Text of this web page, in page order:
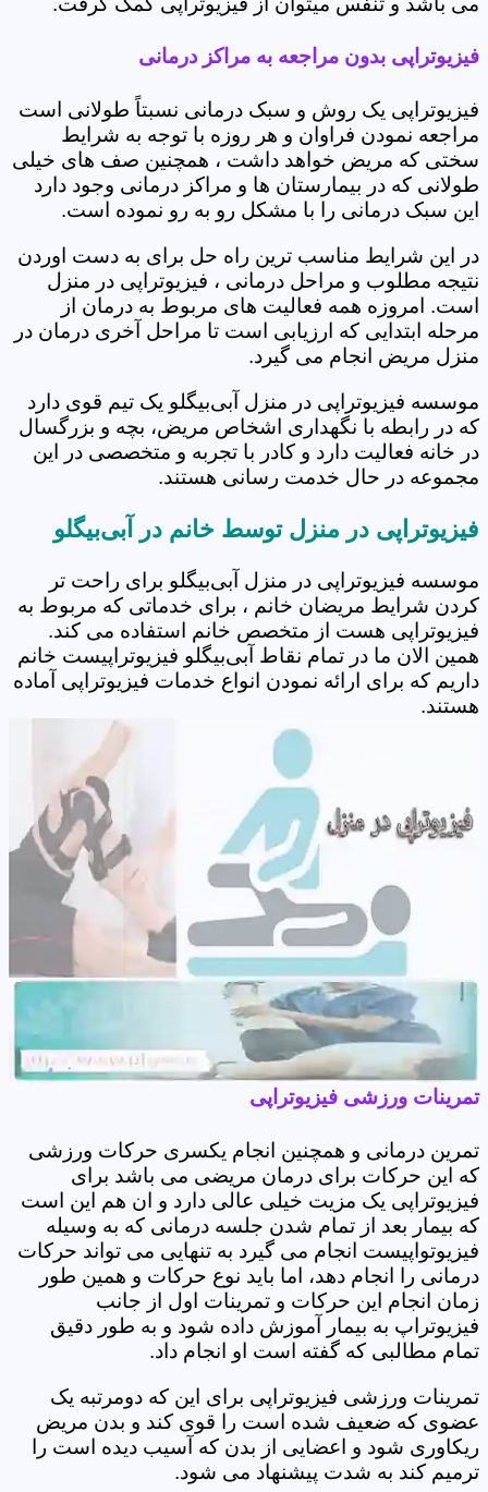
فیزیوتراپی بدون مراجعه به مراکز درمانی
فیزیوتراپی یک روش و سبک درمانی نسبتاً طولانی است
مراجعه نمودن فراوان و هر روزه با توجه به شرایط
سختی که مریض خواهد داشت ، همچنین صف های خیلی
طولانی که در بیمارستان ها و مراکز درمانی وجود دارد
این سبک درمانی را با مشکل رو به رو نموده است.
در این شرایط مناسب ترین راه حل برای به دست اوردن
نتیجه مطلوب و مراحل درمانی ، فیزیوتراپی در منزل
است. امروزه همه فعالیت های مربوط به درمان از
مرحله ابتدایی که ارزیابی است تا مراحل آخری درمان در
منزل مریض انجام می گیرد.
موسسه فیزیوتراپی در منزل آبی‌بیگلو یک تیم قوی دارد
که در رابطه با نگهداری اشخاص مریض، بچه و بزرگسال
در خانه فعالیت دارد و کادر با تجربه و متخصصی در این
مجموعه در حال خدمت رسانی هستند.
فیزیوتراپی در منزل توسط خانم در آبی‌بیگلو
موسسه فیزیوتراپی در منزل آبی‌بیگلو برای راحت تر
کردن شرایط مریضان خانم ، برای خدماتی که مربوط به
فیزیوتراپی هست از متخصص خانم استفاده می کند.
همین الان ما در تمام نقاط آبی‌بیگلو فیزیوتراپیست خانم
داریم که برای ارائه نمودن انواع خدمات فیزیوتراپی آماده
هستند.
تمرینات ورزشی فیزیوتراپی
تمرین درمانی و همچنین انجام یکسری حرکات ورزشی
که این حرکات برای درمان مریضی می باشد برای
فیزیوتراپی یک مزیت خیلی عالی دارد و ان هم این است
که بیمار بعد از تمام شدن جلسه درمانی که به وسیله
فیزیوتواپیست انجام می گیرد به تنهایی می تواند حرکات
درمانی را انجام دهد، اما باید نوع حرکات و همین طور
زمان انجام این حرکات و تمرینات اول از جانب
فیزیوتراپ به بیمار آموزش داده شود و به طور دقیق
تمام مطالبی که گفته است او انجام داد.
تمرینات ورزشی فیزیوتراپی برای این که دومرتبه یک
عضوی که ضعیف شده است را قوی کند و بدن مریض
ریکاوری شود و اعضایی از بدن که آسیب دیده است را
ترمیم کند به شدت پیشنهاد می شود.